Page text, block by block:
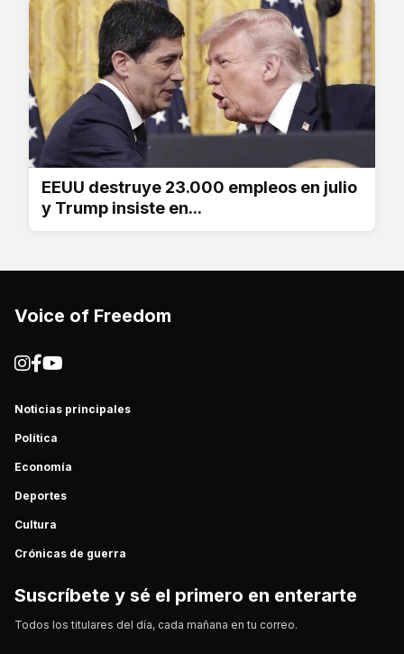
EEUU destruye 23.000 empleos en julio
y Trump insiste en...
Voice of Freedom
Noticias principales
Política
Economía
Deportes
Cultura
Crónicas de guerra
Suscríbete y sé el primero en enterarte
Todos los titulares del día, cada mañana en tu correo.